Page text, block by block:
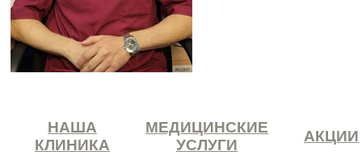
НАША
КЛИНИКА
МЕДИЦИНСКИЕ
УСЛУГИ
АКЦИИ